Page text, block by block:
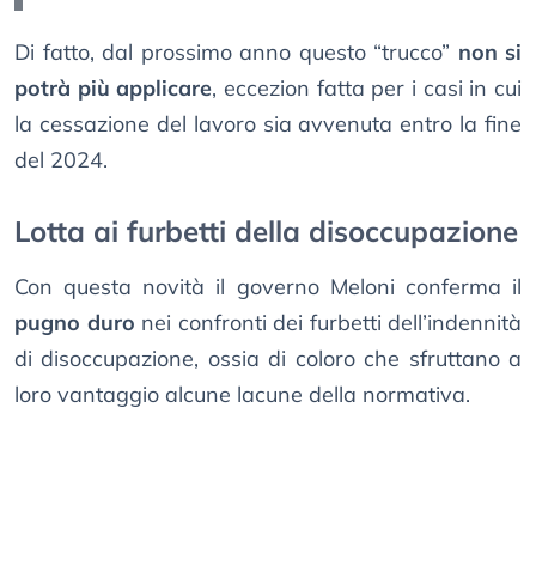
Di fatto, dal prossimo anno questo “trucco” non si
potrà più applicare, eccezion fatta per i casi in cui
la cessazione del lavoro sia avvenuta entro la fine
del 2024.
Lotta ai furbetti della disoccupazione
Con questa novità il governo Meloni conferma il
pugno duro nei confronti dei furbetti dell’indennità
di disoccupazione, ossia di coloro che sfruttano a
loro vantaggio alcune lacune della normativa.